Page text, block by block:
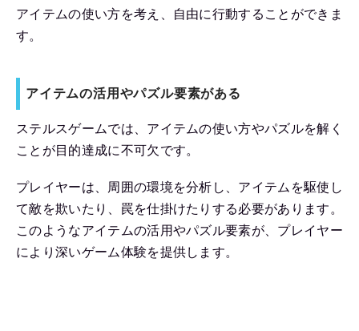
アイテムの使い方を考え、自由に行動することができま
す。
アイテムの活用やパズル要素がある
ステルスゲームでは、アイテムの使い方やパズルを解く
ことが目的達成に不可欠です。
プレイヤーは、周囲の環境を分析し、アイテムを駆使し
て敵を欺いたり、罠を仕掛けたりする必要があります。
このようなアイテムの活用やパズル要素が、プレイヤー
により深いゲーム体験を提供します。